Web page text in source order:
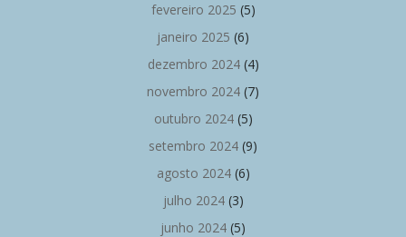
fevereiro 2025 (5)
janeiro 2025 (6)
dezembro 2024(4)
novembro 2024 (7)
outubro 2024(5)
setembro 2024 (9)
agosto 2024(6)
julho 2024(3)
junho 2024 (5)